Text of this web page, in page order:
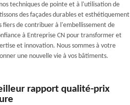
techniques de pointe et à l'utilisation de
des façades durables et esthétiquement
fiers de contribuer à l'embellissement de
à Entreprise CN pour transformer et
et innovation. Nous sommes à votre
une nouvelle vie à vos bâtiments.
rapport qualité-prix